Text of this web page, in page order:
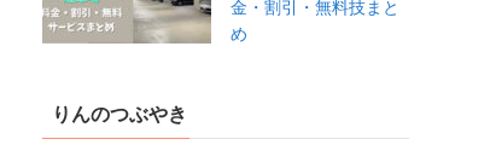
金・割引・無料技まと
め
りんのつぶやき